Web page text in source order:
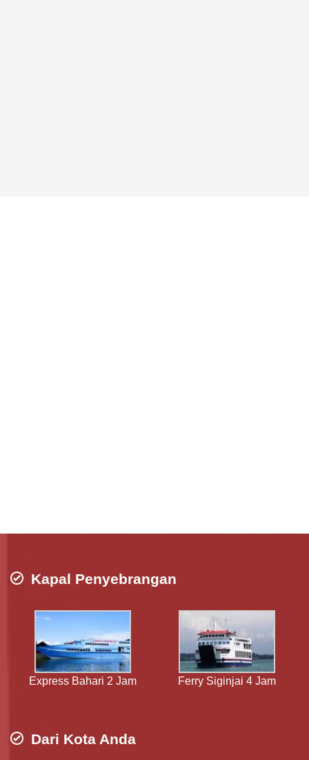
Kapal Penyebrangan
Express Bahari 2 Jam Ferry Siginjai 4 Jam
Dari Kota Anda